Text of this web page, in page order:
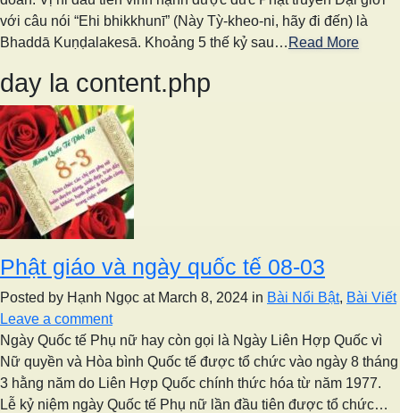
với câu nói “Ehi bhikkhunī” (Này Tỳ-kheo-ni, hãy đi đến) là
Bhaddā Kuṇḍalakesā. Khoảng 5 thế kỷ sau… Read More
day la content.php
Phật giáo và ngày quốc tế 08-03
Posted by Hạnh Ngọc at March 8, 2024 in Bài Nổi Bật, Bài Viết
Leave a comment
Ngày Quốc tế Phụ nữ hay còn gọi là Ngày Liên Hợp Quốc vì
Nữ quyền và Hòa bình Quốc tế được tổ chức vào ngày 8 tháng
3 hằng năm do Liên Hợp Quốc chính thức hóa từ năm 1977.
Lễ kỷ niệm ngày Quốc tế Phụ nữ lần đầu tiên được tổ chức…